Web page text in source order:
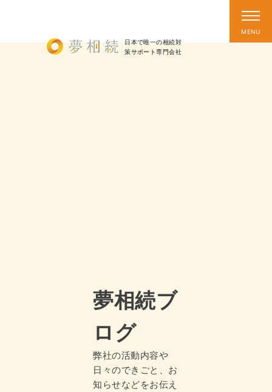
日本で唯一の相続対
策サポート専門会社
夢相続ブ
ログ
弊社の活動内容や
日々のできごと、お
知らせなどをお伝え